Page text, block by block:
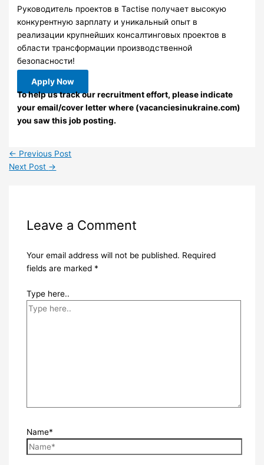
Руководитель проектов в Tactise получает высокую
конкурентную зарплату и уникальный опыт в
реализации крупнейших консалтинговых проектов в
области трансформации производственной
безопасности!
Apply Now
To help us track our recruitment effort, please indicate
your email/cover letter where (vacanciesinukraine.com)
you saw this job posting.
← Previous Post
Next Post →
Leave a Comment
Your email address will not be published. Required
fields are marked *
Type here..
Name*